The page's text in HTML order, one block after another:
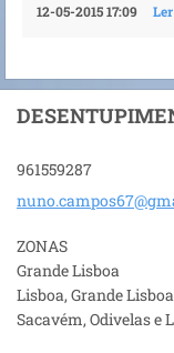
12-05-2015 17:09
961559287
nuno.campos67@gm
ZONAS
Grande Lisboa
Lisboa, Grande
Sacavém, Odivelas e